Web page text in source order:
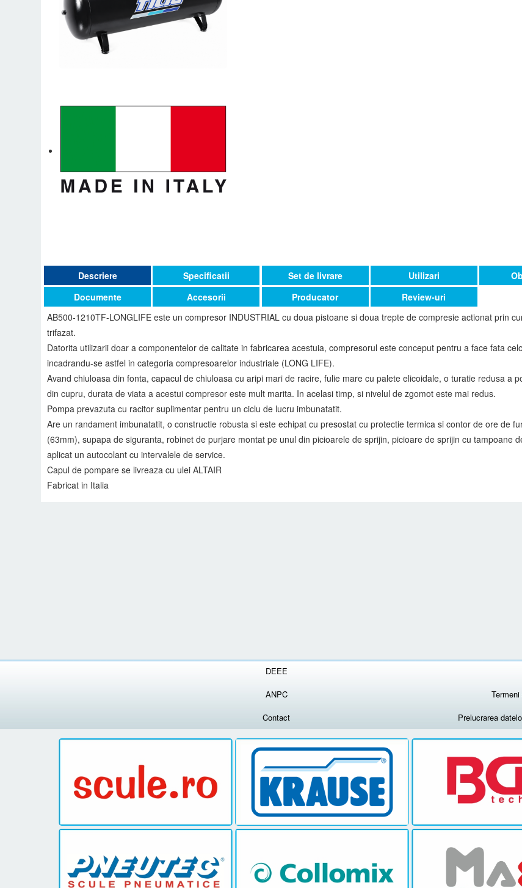
Descriere
AB500-1210TF-LONGLIFE este un compresor INDUSTRIAL cu doua pistoane si doua trepte de compresie actionat prin
trifazat.
Datorita utilizarii doar a componentelor de calitate in fabricarea acestuia, compresorul este conceput pentru a face fata
incadrandu-se astfel in categoria compresoarelor industriale (LONG LIFE).
Avand chiuloasa din fonta, capacul de chiuloasa cu aripi mari de racire, fulie mare cu palete elicoidale, o turatie redusa a
din cupru, durata de viata a acestui compresor este mult marita. In acelasi timp, si nivelul de zgomot este mai redus.
Pompa prevazuta cu racitor suplimentar pentru un ciclu de lucru imbunatatit.
Are un randament imbunatatit, o constructie robusta si este echipat cu presostat cu protectie termica si contor de ore de
(63mm), supapa de siguranta, robinet de purjare montat pe unul din picioarele de sprijin, picioare de sprijin cu tampoane
aplicat un autocolant cu intervalele de service.
Capul de pompare se livreaza cu ulei ALTAIR
Fabricat in Italia
Specificatii Set de livrare Utilizari
Documente
Accesorii Producator Review-uri
DEEE
ANPC
Contact
Prelucrarea